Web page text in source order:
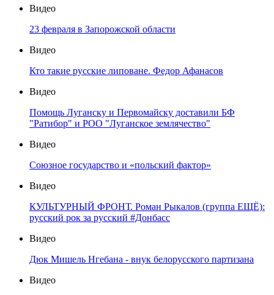
Видео
23 февраля в Запорожской области
Видео
Кто такие русские липоване. Федор Афанасов
Видео
Помощь Луганску и Первомайску доставили БФ
"Ратибор" и РОО "Луганское землячество"
Видео
Союзное государство и «польский фактор»
Видео
КУЛЬТУРНЫЙ ФРОНТ. Роман Рыкалов (группа ЕЩЁ):
русский рок за русский #Донбасс
Видео
Дюк Мишель Нгебана - внук белорусского партизана
Видео